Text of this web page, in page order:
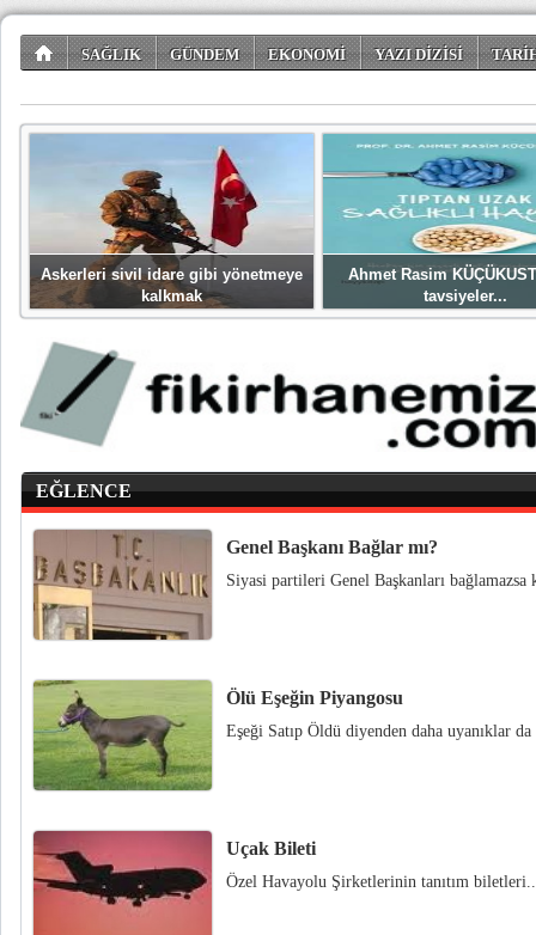
SAĞLIK GÜNDEM EKONOMİ YAZI DİZİSİ
Askerleri sivil idare gibi yönetmeye
kalkmak
Ahmet Rasim
tavsiyeler...
EĞLENCE
Genel Başkanı Bağlar mı?
Siyasi partileri Genel Başkanları bağlamazsa
Ölü Eşeğin Piyangosu
Eşeği Satıp Öldü diyenden daha uyanıklar
Uçak Bileti
Özel Havayolu Şirketlerinin tanıtım